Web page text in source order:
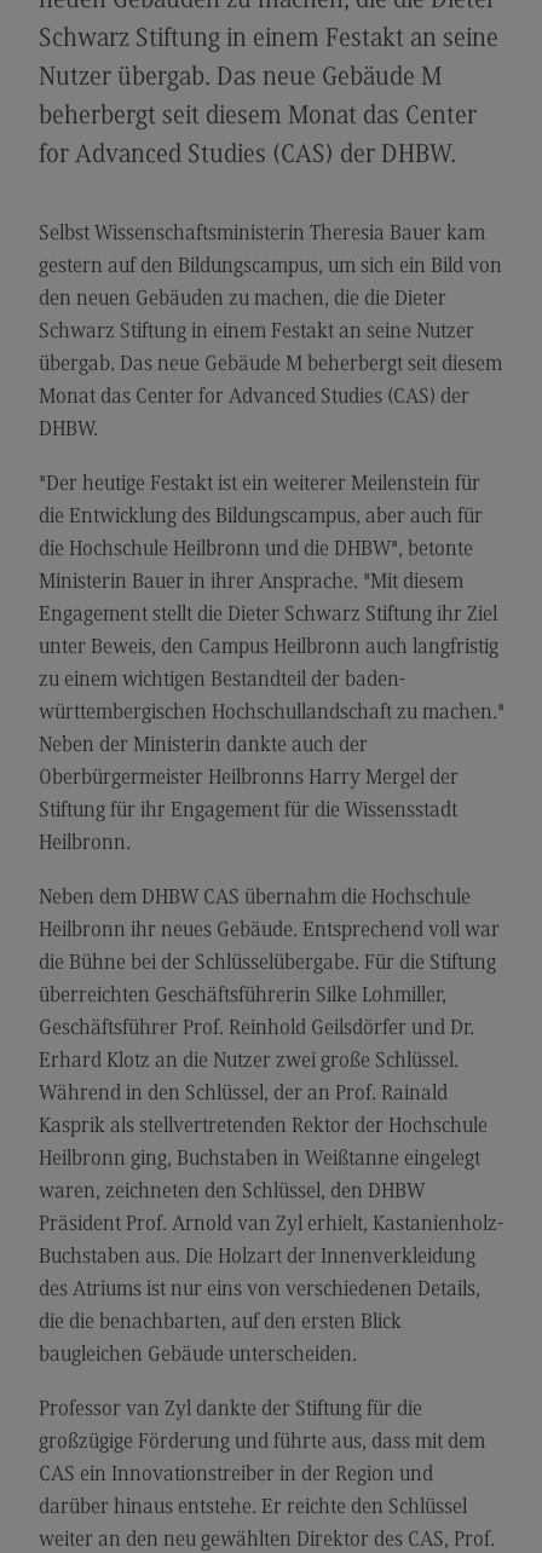
Modulangebot
Berufsperspektiven
Kontakt
Digital Business Management
Modulangebot
Berufsperspektiven
Kontakt
Digitalisierung in der Sozialen Arbeit
Digitalisierung in der Sozialen Arbeit
Berufsperspektiven
Kontakt
Elektrotechnik und Informationstechnik
Elektrotechnik und Informationstechnik
Profil-O-Mat Elektrotechnik und
Informationstechnik
(External link)
Rahmenbedingungen
Modulangebot
Berufsperspektiven
Entrepreneurship
Entrepreneurship
Modulangebot
Berufsperspektiven
Kontakt
Executive Engineering
Executive Engineering
Modulangebot
Besonderheiten und Highlights
Berufsperspektiven
Kontakt
Finance
Finance
Modulangebot
Berufsperspektiven
Schwarz Stiftung in einem Festakt an seine
Nutzer übergab. Das neue Gebäude M
beherbergt seit diesem Monat das Center
for Advanced Studies (CAS) der DHBW.
Selbst Wissenschaftsministerin Theresia Bauer kam
gestern auf den Bildungscampus, um sich ein Bild von
den neuen Gebäuden zu machen, die die Dieter
Schwarz Stiftung in einem Festakt an seine Nutzer
übergab. Das neue Gebäude M beherbergt seit diesem
Monat das Center for Advanced Studies (CAS) der
DHBW.
"Der heutige Festakt ist ein weiterer Meilenstein für
die Entwicklung des Bildungscampus, aber auch für
die Hochschule Heilbronn und die DHBW", betonte
Ministerin Bauer in ihrer Ansprache. "Mit diesem
Engagement stellt die Dieter Schwarz Stiftung ihr Ziel
unter Beweis, den Campus Heilbronn auch langfristig
zu einem wichtigen Bestandteil der baden-
württembergischen Hochschullandschaft zu machen."
Neben der Ministerin dankte auch der
Oberbürgermeister Heilbronns Harry Mergel der
Stiftung für ihr Engagement für die Wissensstadt
Heilbronn.
Neben dem DHBW CAS übernahm die Hochschule
Heilbronn ihr neues Gebäude. Entsprechend voll war
die Bühne bei der Schlüsselübergabe. Für die Stiftung
überreichten Geschäftsführerin Silke Lohmiller,
Geschäftsführer Prof. Reinhold Geilsdörfer und Dr.
Erhard Klotz an die Nutzer zwei große Schlüssel.
Während in den Schlüssel, der an Prof. Rainald
Kasprik als stellvertretenden Rektor der Hochschule
Heilbronn ging, Buchstaben in Weißtanne eingelegt
waren, zeichneten den Schlüssel, den DHBW
Präsident Prof. Arnold van Zyl erhielt, Kastanienholz-
Buchstaben aus. Die Holzart der Innenverkleidung
des Atriums ist nur eins von verschiedenen Details,
die die benachbarten, auf den ersten Blick
baugleichen Gebäude unterscheiden.
Professor van Zyl dankte der Stiftung für die
großzügige Förderung und führte aus, dass mit dem
CAS ein Innovationstreiber in der Region und
darüber hinaus entstehe. Er reichte den Schlüssel
weiter an den neu gewählten Direktor des CAS, Prof.